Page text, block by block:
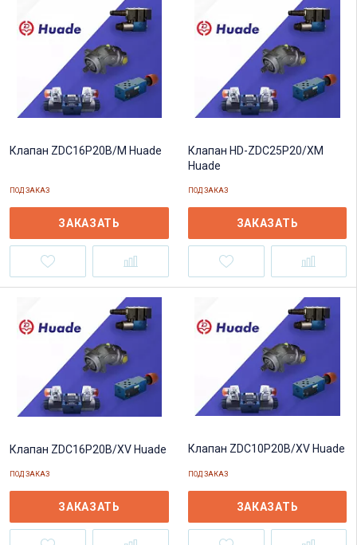
Клапан ZDC16P20B/M Huade
ПОД ЗАКАЗ
ЗАКАЗАТЬ
Клапан HD-ZDC25P20/XM
Huade
ПОД ЗАКАЗ
ЗАКАЗАТЬ
Клапан ZDC16P20B/XV Huade
ПОД ЗАКАЗ
ЗАКАЗАТЬ
Клапан ZDC10P20B/XV Huade
ПОД ЗАКАЗ
ЗАКАЗАТЬ